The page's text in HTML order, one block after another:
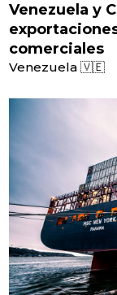
Venezuela y
comerciales
Venezuela 🇻🇪